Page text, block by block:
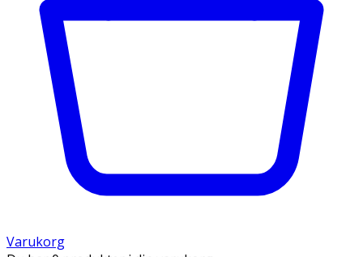
Varukorg